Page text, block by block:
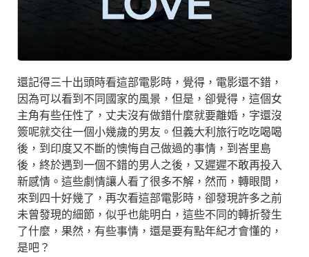
還記得三十出頭時看這部電影時，覺得，電影還不錯，
因為可以看到不同國家的風景，但是，卻覺得，這個女
主角有些任性了，丈夫沒有做錯什麼就要離婚，字還沒
簽呢就交往一個小幾歲的男友。但義大利旅行吃吃喝喝
後，到印度又不斷的懊悔自己做過的事情，到峇里島
後，終於遇到一個不錯的男人之後，又遲遲不敢再投入
新感情。這些劇情讓人看了很多不解，然而，轉眼間，
來到四十好幾了，再次看這部電影時，卻發現許多之前
未曾發現的細節，似乎也能明白，這些不同的轉折發生
了什麼，果然，有些事情，還是要有點年紀才會懂的，
是吧？